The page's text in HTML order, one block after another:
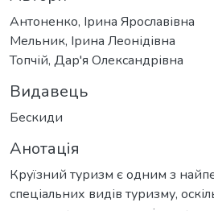
Антоненко, Ірина Ярославівна
Мельник, Ірина Леонідівна
Топчій, Дар'я Олександрівна
Видавець
Бескиди
Анотація
Круїзний туризм є одним з
спеціальних видів туризму,